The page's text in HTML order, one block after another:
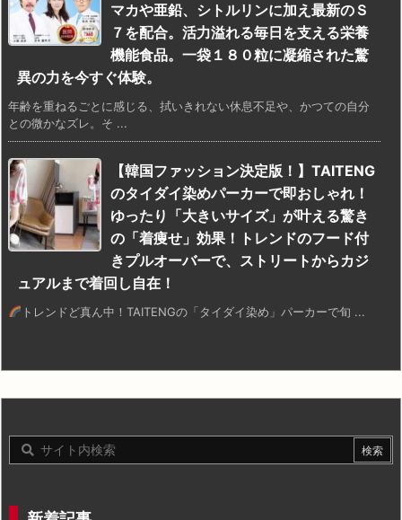
マカや亜鉛、シトルリンに加え最新のＳ
７を配合。活力溢れる毎日を支える栄養
機能食品。一袋１８０粒に凝縮された驚
異の力を今すぐ体験。
年齢を重ねるごとに感じる、拭いきれない休息不足や、かつての自分
との微かなズレ。そ ...
【韓国ファッション決定版！】TAITENG
のタイダイ染めパーカーで即おしゃれ！
ゆったり「大きいサイズ」が叶える驚き
の「着痩せ」効果！トレンドのフード付
きプルオーバーで、ストリートからカジ
ュアルまで着回し自在！
トレンドど真ん中！TAITENGの「タイダイ染め」パーカーで旬 ...